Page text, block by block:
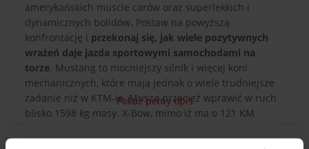
amerykańskich muscle carów oraz superlekkich i
dynamicznych bolidów. Postaw na powyższą
konfrontację i przekonaj się, jak wiele pozytywnych
wrażeń daje jazda sportowymi samochodami na
torze. Mustang to mocniejszy silnik i więcej koni
mechanicznych, które mają jednak o wiele trudniejsze
zadanie niż w KTM-ie. Muszą przecież wprawić w ruch
blisko 1598 kg masy. X-Bow, mimo iż ma o 121 KM
Mustanga!
Pokaż pełny opis